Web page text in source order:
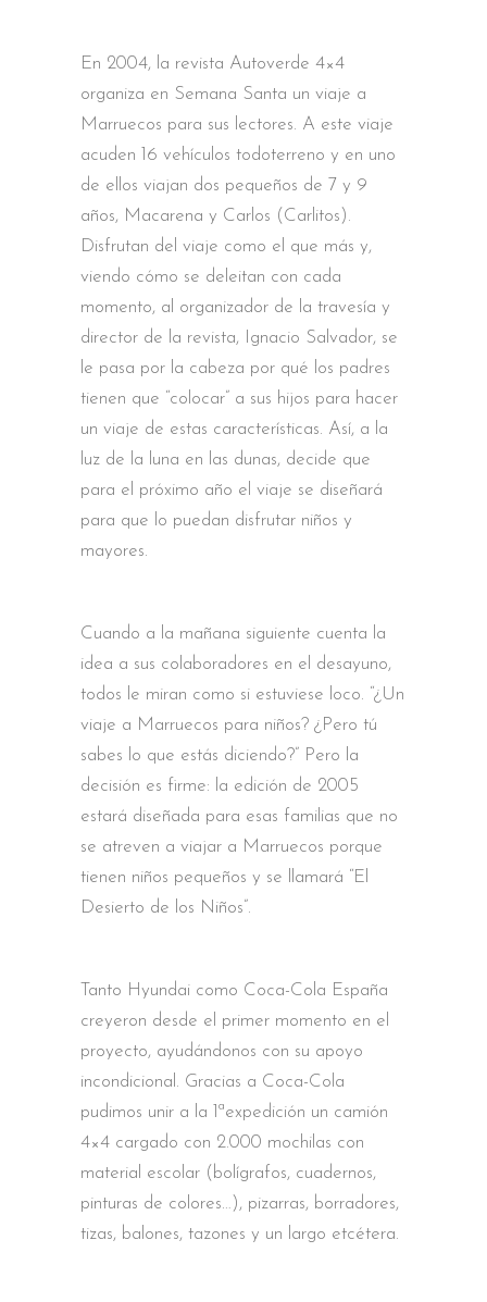
En 2004, la revista Autoverde 4×4
organiza en Semana Santa un viaje a
Marruecos para sus lectores. A este viaje
acuden 16 vehículos todoterreno y en uno
de ellos viajan dos pequeños de 7 y 9
años, Macarena y Carlos (Carlitos).
Disfrutan del viaje como el que más y,
viendo cómo se deleitan con cada
momento, al organizador de la travesía y
director de la revista, Ignacio Salvador, se
le pasa por la cabeza por qué los padres
tienen que “colocar” a sus hijos para hacer
un viaje de estas características. Así, a la
luz de la luna en las dunas, decide que
para el próximo año el viaje se diseñará
para que lo puedan disfrutar niños y
mayores.
Cuando a la mañana siguiente cuenta la
idea a sus colaboradores en el desayuno,
todos le miran como si estuviese loco. “¿Un
viaje a Marruecos para niños? ¿Pero tú
sabes lo que estás diciendo?” Pero la
decisión es firme: la edición de 2005
estará diseñada para esas familias que no
se atreven a viajar a Marruecos porque
tienen niños pequeños y se llamará “El
Desierto de los Niños”.
Tanto Hyundai como Coca-Cola España
creyeron desde el primer momento en el
proyecto, ayudándonos con su apoyo
incondicional. Gracias a Coca-Cola
pudimos unir a la 1ªexpedición un camión
4×4 cargado con 2.000 mochilas con
material escolar (bolígrafos, cuadernos,
pinturas de colores…), pizarras, borradores,
tizas, balones, tazones y un largo etcétera.